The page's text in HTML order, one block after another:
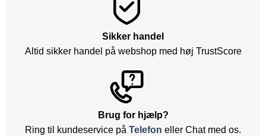
Sikker handel
Altid sikker handel på webshop med høj TrustScore
Brug for hjælp?
Ring til kundeservice på Telefon eller Chat med os.